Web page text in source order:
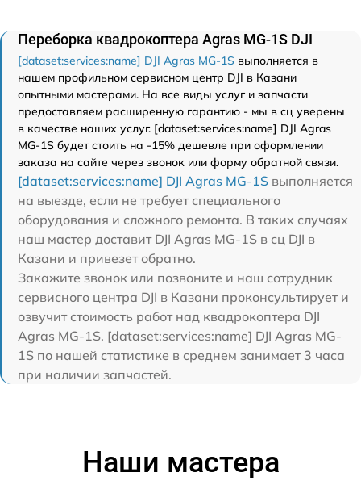
Переборка квадрокоптера Agras MG-1S DJI
[dataset:services:name] DJI Agras MG-1S выполняется в
нашем профильном сервисном центр DJI в Казани
опытными мастерами. На все виды услуг и запчасти
предоставляем расширенную гарантию - мы в сц уверены
в качестве наших услуг. [dataset:services:name] DJI Agras
MG-1S будет стоить на -15% дешевле при оформлении
заказа на сайте через звонок или форму обратной связи.
[dataset:services:name] DJI Agras MG-1S выполняется
на выезде, если не требует специального
оборудования и сложного ремонта. В таких случаях
наш мастер доставит DJI Agras MG-1S в сц DJI в
Казани и привезет обратно.
Закажите звонок или позвоните и наш сотрудник
сервисного центра DJI в Казани проконсультирует и
озвучит стоимость работ над квадрокоптера DJI
Agras MG-1S. [dataset:services:name] DJI Agras MG-
1S по нашей статистике в среднем занимает 3 часа
при наличии запчастей.
Наши мастера